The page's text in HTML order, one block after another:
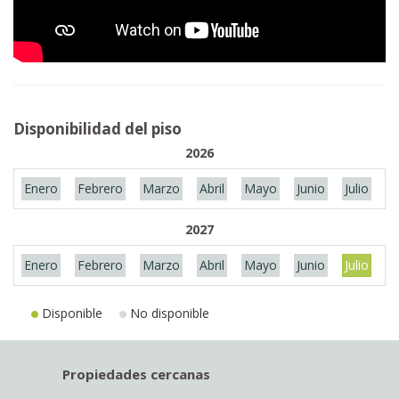
Disponibilidad del piso
2026
Enero Febrero Marzo Abril Mayo Junio Julio
2027
Enero Febrero Marzo Abril Mayo Junio Julio
Disponible No disponible
Propiedades cercanas